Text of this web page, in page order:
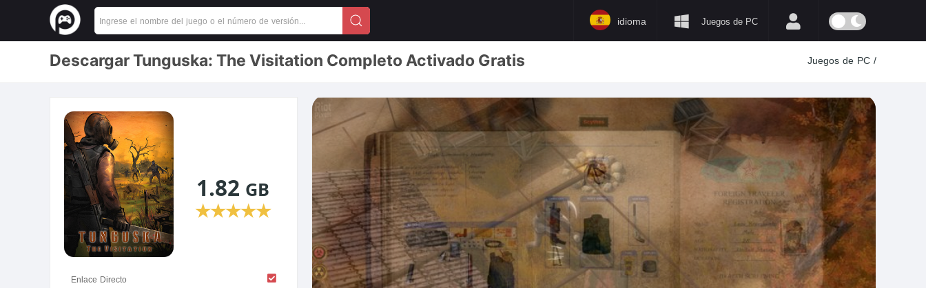
Juegos de PC
idioma
Descargar Tunguska: The Visitation Completo Activado Gratis Juegos de PC/
1.82 GB
★★★★★
Enlace Directo